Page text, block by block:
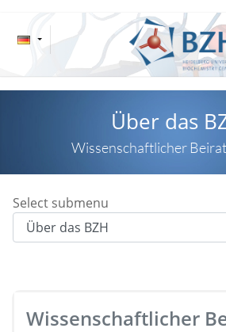
Über das
Wissenschaftlicher
Select submenu
Wissenschaftlicher